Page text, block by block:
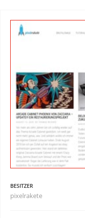
BESITZER
pixelrakete